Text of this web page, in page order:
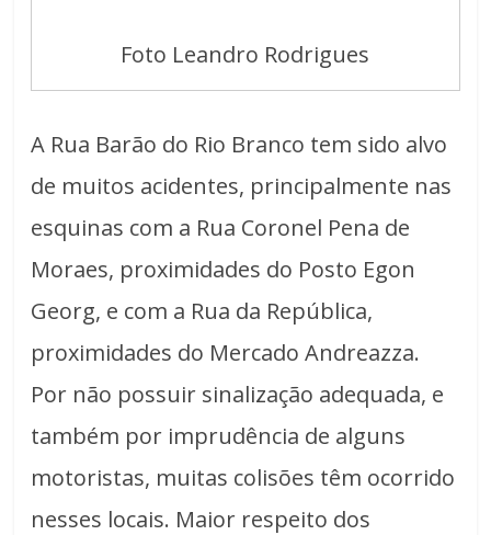
Foto Leandro Rodrigues
A Rua Barão do Rio Branco tem sido alvo
de muitos acidentes, principalmente nas
esquinas com a Rua Coronel Pena de
Moraes, proximidades do Posto Egon
Georg, e com a Rua da República,
proximidades do Mercado Andreazza.
Por não possuir sinalização adequada, e
também por imprudência de alguns
motoristas, muitas colisões têm ocorrido
nesses locais. Maior respeito dos